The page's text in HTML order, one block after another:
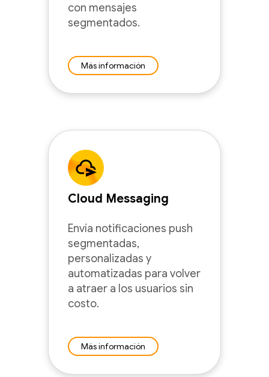
con mensajes
segmentados.
Más información
Cloud Messaging
Envía notificaciones push
segmentadas,
personalizadas y
automatizadas para volver
a atraer a los usuarios sin
costo.
Más información